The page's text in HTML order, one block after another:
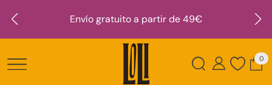
Envío gratuito a partir de 49€
0